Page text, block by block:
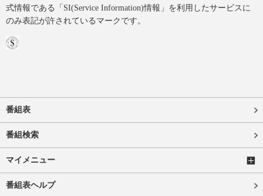
式情報である「SI(Service Information)情報」を利用したサービスに
のみ表記が許されているマークです。
番組表
番組検索
マイメニュー
番組表ヘルプ